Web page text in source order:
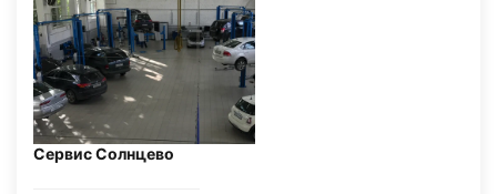
Сервис Солнцево